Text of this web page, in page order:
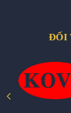
ĐỐI